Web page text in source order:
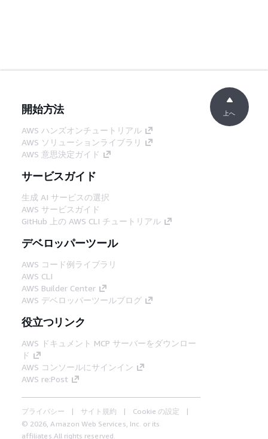
開始方法
AWS ハンズオンチュートリアル
AWS ソリューションライブラリ
AWS 意思決定ガイド
サービスガイド
生成 AI サービスの選択
AWS サービスガイド
GitHub 上の AWS CLI チュートリアル
デベロッパーツール
AWS コード例ライブラリ
AWS CLI
AWS Builder Center
AWS デベロッパーツールブログ
役立つリンク
AWS ドキュメント MCP サーバーをダウンロー
ド
AWS コンソールにサインイン
AWS re:Post
プライバシー サイト規約
Cookie の設定
© 2026, Amazon Web Services, Inc. or its
affiliates.All rights reserved.
上へ